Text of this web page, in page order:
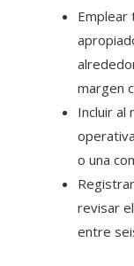
Emplear
margen
Incluir al
o una
revisar
entre